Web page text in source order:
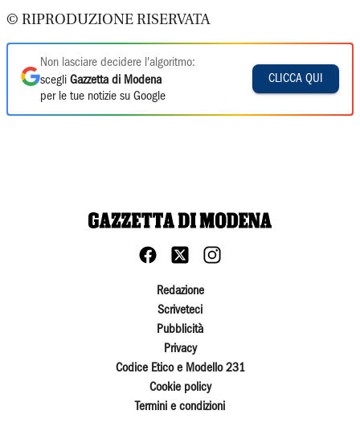
© RIPRODUZIONE RISERVATA
Non lasciare decidere l'algoritmo:
scegli Gazzetta di Modena
per le tue notizie su Google
CLICCA QUI
Redazione
Scriveteci
Pubblicità
Privacy
Codice Etico e Modello 231
Cookie policy
Termini e condizioni